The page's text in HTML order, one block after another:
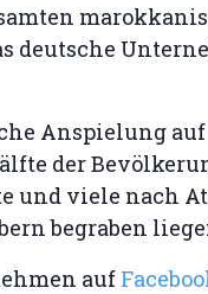
deutsche
Anspielung
der
und viele nach
begraben
auf